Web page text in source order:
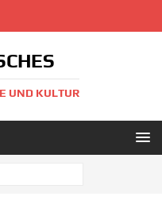
UND KULTUR